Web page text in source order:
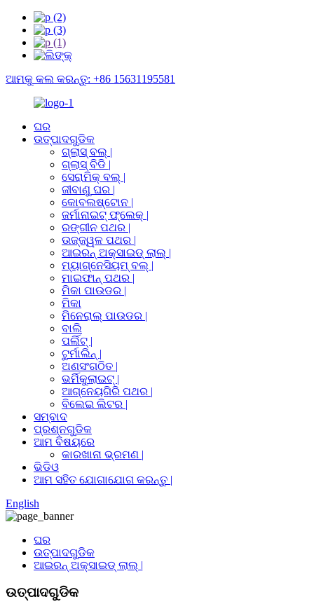
ଆମକୁ କଲ କରନ୍ତୁ: +86 15631195581
ଘର
ଉତ୍ପାଦଗୁଡିକ
ଗ୍ଲାସ୍ ବଲ୍ |
ଗ୍ଲାସ୍ ବିଡି |
ସେରାମିକ୍ ବଲ୍ |
ଜୀବାଣୁ ଘର |
କୋବଲଷ୍ଟୋନ |
ଜର୍ମାନାଇଟ୍ ଫ୍ଲେକ୍ |
ରଙ୍ଗୀନ ପଥର |
ଉଜ୍ଜ୍ୱଳ ପଥର |
ଆଇରନ୍ ଅକ୍ସାଇଡ୍ ଲାଲ୍ |
ମ୍ୟାଗ୍ନେସିୟମ୍ ବଲ୍ |
ମାଇଫାନ୍ ପଥର |
ମିକା ପାଉଡର |
ମିକା
ମିନେରାଲ୍ ପାଉଡର |
ବାଲି
ପର୍ଲିଟ୍ |
ଟୁର୍ମାଲିନ୍ |
ଅଣସଂଗଠିତ |
ଭର୍ମିକୁଲାଇଟ୍ |
ଆଗ୍ନେୟଗିରି ପଥର |
ବିଲେଇ ଲିଟର |
ସମ୍ବାଦ
ପ୍ରଶ୍ନଗୁଡିକ
ଆମ ବିଷୟରେ
କାରଖାନା ଭ୍ରମଣ |
ଭିଡିଓ
ଆମ ସହିତ ଯୋଗାଯୋଗ କରନ୍ତୁ |
English
ଘର
ଉତ୍ପାଦଗୁଡିକ
ଆଇରନ୍ ଅକ୍ସାଇଡ୍ ଲାଲ୍ |
ଉତ୍ପାଦଗୁଡିକ